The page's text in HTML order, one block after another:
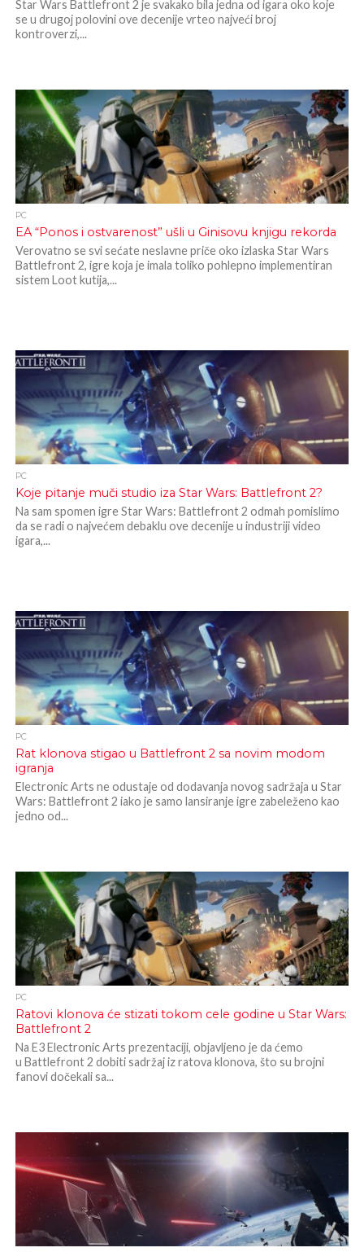
Star Wars Battlefront 2 je svakako bila jedna od igara oko koje
se u drugoj polovini ove decenije vrteo najveći broj
kontroverzi,...
PC
EA “Ponos i ostvarenost” ušli u Ginisovu knjigu rekorda
Verovatno se svi sećate neslavne priče oko izlaska Star Wars
Battlefront 2, igre koja je imala toliko pohlepno implementiran
sistem Loot kutija,...
PC
Koje pitanje muči studio iza Star Wars: Battlefront 2?
Na sam spomen igre Star Wars: Battlefront 2 odmah pomislimo
da se radi o najvećem debaklu ove decenije u industriji video
igara,...
PC
Rat klonova stigao u Battlefront 2 sa novim modom
igranja
Electronic Arts ne odustaje od dodavanja novog sadržaja u Star
Wars: Battlefront 2 iako je samo lansiranje igre zabeleženo kao
jedno od...
PC
Ratovi klonova će stizati tokom cele godine u Star Wars:
Battlefront 2
Na E3 Electronic Arts prezentaciji, objavljeno je da ćemo
u Battlefront 2 dobiti sadržaj iz ratova klonova, što su brojni
fanovi dočekali sa...